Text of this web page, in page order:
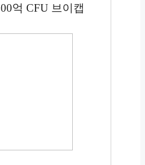
억 CFU 브이캡